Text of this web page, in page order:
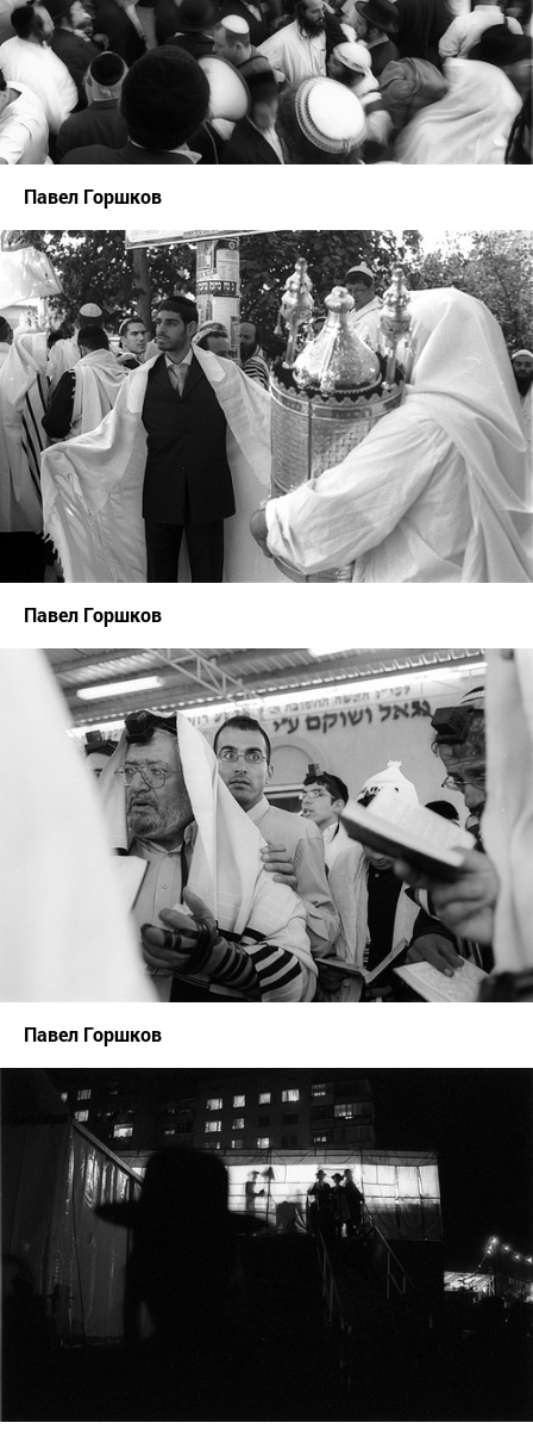
Павел Горшков
Павел Горшков
Павел Горшков